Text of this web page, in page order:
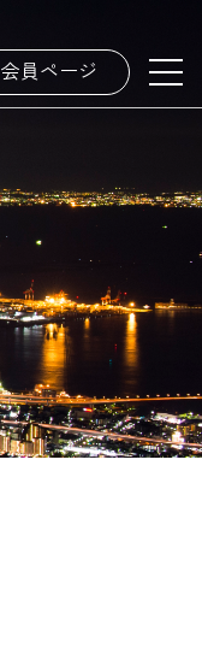
会員ページ